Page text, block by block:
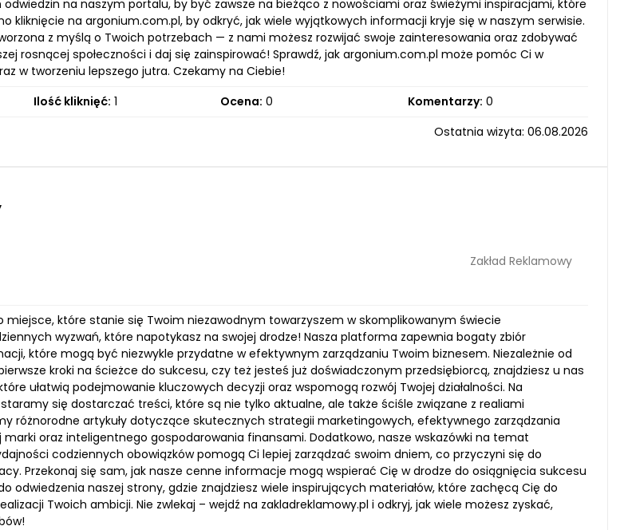
na naszym portalu, by być zawsze na bieżąco z nowościami oraz świeżymi inspiracjami, które
kliknięcie na argonium.com.pl, by odkryć, jak wiele wyjątkowych informacji kryje się w naszym serwisie.
z myślą o Twoich potrzebach — z nami możesz rozwijać swoje zainteresowania oraz zdobywać
rosnącej społeczności i daj się zainspirować! Sprawdź, jak argonium.com.pl może pomóc Ci w
w tworzeniu lepszego jutra. Czekamy na Ciebie!
Ilość kliknięć: 1 Ocena: 0 Komentarzy: 0
Ostatnia wizyta: 06.08.2026
Zakład Reklamowy
miejsce, które stanie się Twoim niezawodnym towarzyszem w skomplikowanym świecie
wyzwań, które napotykasz na swojej drodze! Nasza platforma zapewnia bogaty zbiór
które mogą być niezwykle przydatne w efektywnym zarządzaniu Twoim biznesem. Niezależnie od
kroki na ścieżce do sukcesu, czy też jesteś już doświadczonym przedsiębiorcą, znajdziesz u nas
ułatwią podejmowanie kluczowych decyzji oraz wspomogą rozwój Twojej działalności. Na
się dostarczać treści, które są nie tylko aktualne, ale także ściśle związane z realiami
różnorodne artykuły dotyczące skutecznych strategii marketingowych, efektywnego zarządzania
marki oraz inteligentnego gospodarowania finansami. Dodatkowo, nasze wskazówki na temat
codziennych obowiązków pomogą Ci lepiej zarządzać swoim dniem, co przyczyni się do
Przekonaj się sam, jak nasze cenne informacje mogą wspierać Cię w drodze do osiągnięcia sukcesu
odwiedzenia naszej strony, gdzie znajdziesz wiele inspirujących materiałów, które zachęcą Cię do
Twoich ambicji. Nie zwlekaj – wejdź na zakladreklamowy.pl i odkryj, jak wiele możesz zyskać,